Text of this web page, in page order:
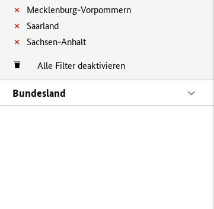
Mecklenburg-Vorpommern
Saarland
Sachsen-Anhalt
Alle Filter deaktivieren
Bundesland